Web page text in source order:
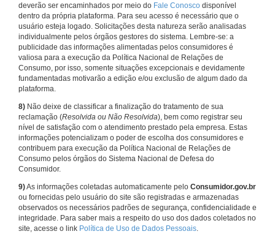
deverão ser encaminhados por meio do Fale Conosco disponível
dentro da própria plataforma. Para seu acesso é necessário que o
usuário esteja logado. Solicitações desta natureza serão analisadas
individualmente pelos órgãos gestores do sistema. Lembre-se: a
publicidade das informações alimentadas pelos consumidores é
valiosa para a execução da Política Nacional de Relações de
Consumo, por isso, somente situações excepcionais e devidamente
fundamentadas motivarão a edição e/ou exclusão de algum dado da
plataforma.
8) Não deixe de classificar a finalização do tratamento de sua
reclamação (Resolvida ou Não Resolvida), bem como registrar seu
nível de satisfação com o atendimento prestado pela empresa. Estas
informações potencializam o poder de escolha dos consumidores e
contribuem para execução da Política Nacional de Relações de
Consumo pelos órgãos do Sistema Nacional de Defesa do
Consumidor.
9)As informações coletadas automaticamente pelo Consumidor.gov.br
ou fornecidas pelo usuário do site são registradas e armazenadas
observados os necessários padrões de segurança, confidencialidade e
integridade. Para saber mais a respeito do uso dos dados coletados no
site, acesse o link Política de Uso de Dados Pessoais.